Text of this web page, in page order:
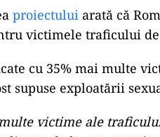
proiectului arată că
victimele traficului de
cu 35% mai multe
supuse exploatării
victime ale